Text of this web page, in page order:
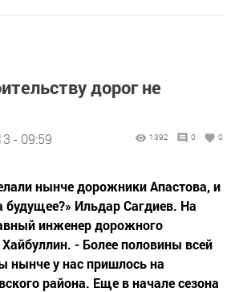
дорог не
- 09:59 1392 0 0
нынче дорожники Апастова, и
Ильдар Сагдиев. На
инженер дорожного
- Более половины всей
нынче у нас пришлось на
района. Еще в начале сезона